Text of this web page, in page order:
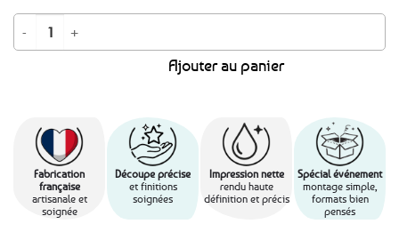
Fabrication
française
artisanale et
soignée
Découpe précise
et finitions
soignées
Impression nette
rendu haute
définition et précis
Spécial événement
montage simple,
formats bien
pensés
quantité de 10 boîtes à dragées T-shirt marin
Ajouter au panier